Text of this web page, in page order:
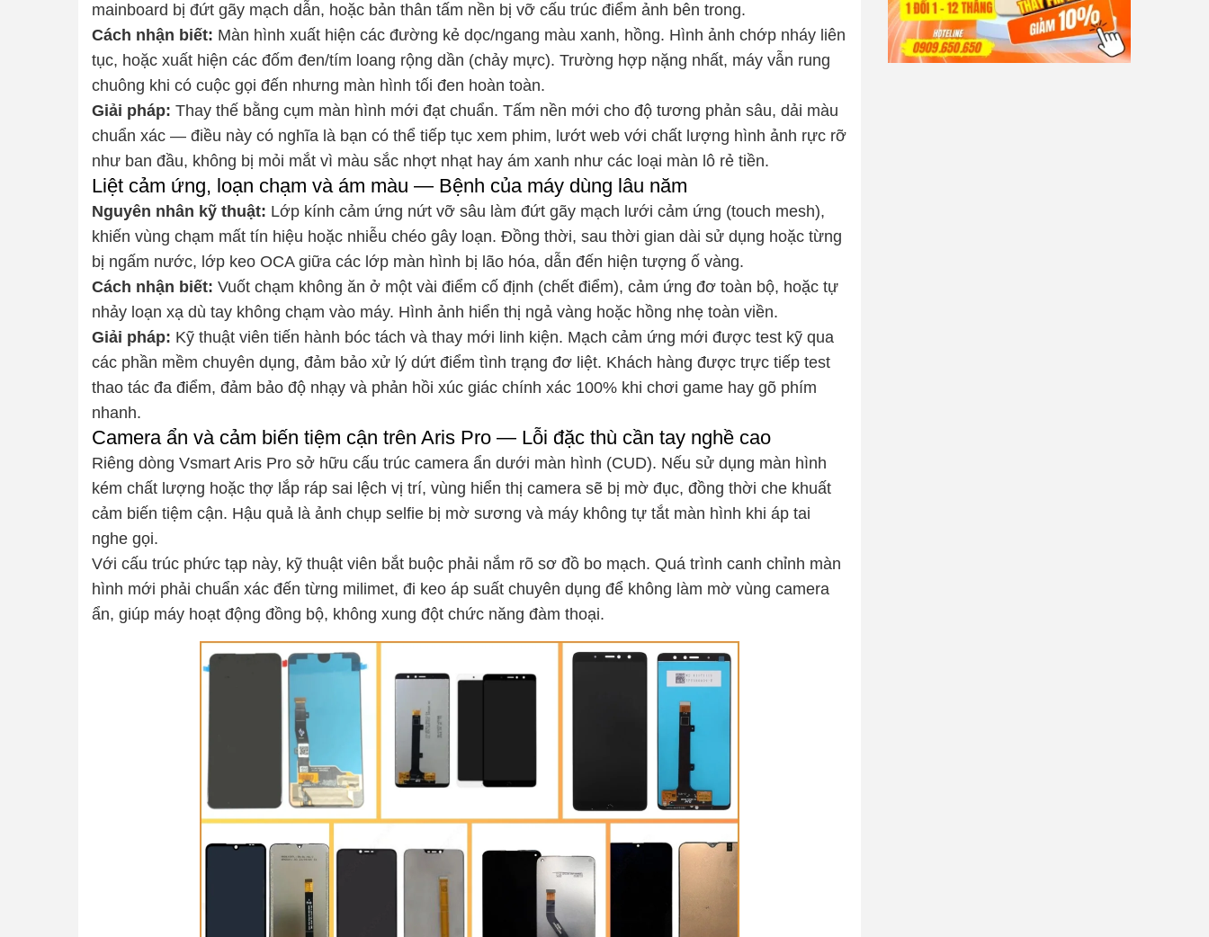
mainboard bị đứt gãy mạch dẫn, hoặc bản thân tấm nền bị vỡ cấu trúc điểm ảnh bên trong.
Cách nhận biết: Màn hình xuất hiện các đường kẻ dọc/ngang màu xanh, hồng. Hình ảnh chớp nháy liên
tục, hoặc xuất hiện các đốm đen/tím loang rộng dần (chảy mực). Trường hợp nặng nhất, máy vẫn rung
chuông khi có cuộc gọi đến nhưng màn hình tối đen hoàn toàn.
Giải pháp: Thay thế bằng cụm màn hình mới đạt chuẩn. Tấm nền mới cho độ tương phản sâu, dải màu
chuẩn xác — điều này có nghĩa là bạn có thể tiếp tục xem phim, lướt web với chất lượng hình ảnh rực rỡ
như ban đầu, không bị mỏi mắt vì màu sắc nhợt nhạt hay ám xanh như các loại màn lô rẻ tiền.
Liệt cảm ứng, loạn chạm và ám màu — Bệnh của máy dùng lâu năm
Nguyên nhân kỹ thuật: Lớp kính cảm ứng nứt vỡ sâu làm đứt gãy mạch lưới cảm ứng (touch mesh),
khiến vùng chạm mất tín hiệu hoặc nhiễu chéo gây loạn. Đồng thời, sau thời gian dài sử dụng hoặc từng
bị ngấm nước, lớp keo OCA giữa các lớp màn hình bị lão hóa, dẫn đến hiện tượng ố vàng.
Cách nhận biết: Vuốt chạm không ăn ở một vài điểm cố định (chết điểm), cảm ứng đơ toàn bộ, hoặc tự
nhảy loạn xạ dù tay không chạm vào máy. Hình ảnh hiển thị ngả vàng hoặc hồng nhẹ toàn viền.
Giải pháp: Kỹ thuật viên tiến hành bóc tách và thay mới linh kiện. Mạch cảm ứng mới được test kỹ qua
các phần mềm chuyên dụng, đảm bảo xử lý dứt điểm tình trạng đơ liệt. Khách hàng được trực tiếp test
thao tác đa điểm, đảm bảo độ nhạy và phản hồi xúc giác chính xác 100% khi chơi game hay gõ phím
nhanh.
Camera ẩn và cảm biến tiệm cận trên Aris Pro — Lỗi đặc thù cần tay nghề cao
Riêng dòng Vsmart Aris Pro sở hữu cấu trúc camera ẩn dưới màn hình (CUD). Nếu sử dụng màn hình
kém chất lượng hoặc thợ lắp ráp sai lệch vị trí, vùng hiển thị camera sẽ bị mờ đục, đồng thời che khuất
cảm biến tiệm cận. Hậu quả là ảnh chụp selfie bị mờ sương và máy không tự tắt màn hình khi áp tai
nghe gọi.
Với cấu trúc phức tạp này, kỹ thuật viên bắt buộc phải nắm rõ sơ đồ bo mạch. Quá trình canh chỉnh màn
hình mới phải chuẩn xác đến từng milimet, đi keo áp suất chuyên dụng để không làm mờ vùng camera
ẩn, giúp máy hoạt động đồng bộ, không xung đột chức năng đàm thoại.